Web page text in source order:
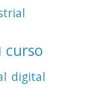
curso
digital